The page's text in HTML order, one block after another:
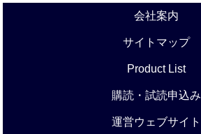
会社案内
サイトマップ
Product List
購読・試読申込み
運営ウェブサイト